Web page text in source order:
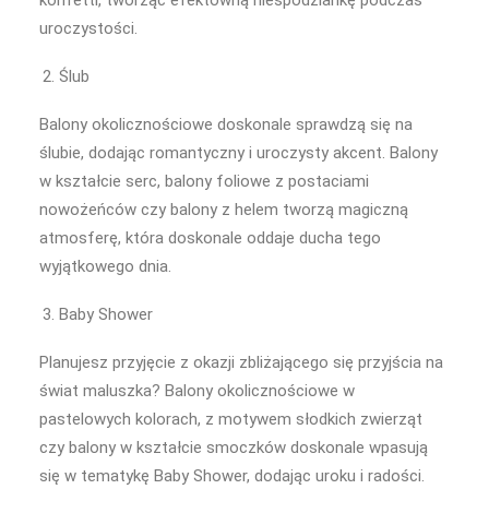
uroczystości.
Ślub
Balony okolicznościowe doskonale sprawdzą się na
ślubie, dodając romantyczny i uroczysty akcent. Balony
w kształcie serc, balony foliowe z postaciami
nowożeńców czy balony z helem tworzą magiczną
atmosferę, która doskonale oddaje ducha tego
wyjątkowego dnia.
Baby Shower
Planujesz przyjęcie z okazji zbliżającego się przyjścia na
świat maluszka? Balony okolicznościowe w
pastelowych kolorach, z motywem słodkich zwierząt
czy balony w kształcie smoczków doskonale wpasują
się w tematykę Baby Shower, dodając uroku i radości.